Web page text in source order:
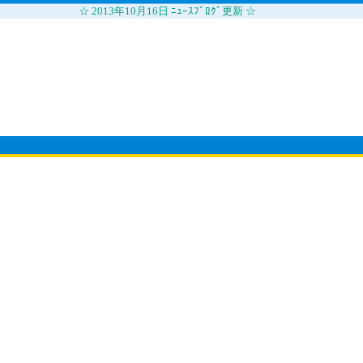
☆ 2013年10月16日 ﾆｭｰｽﾌﾞﾛｸﾞ更新 ☆